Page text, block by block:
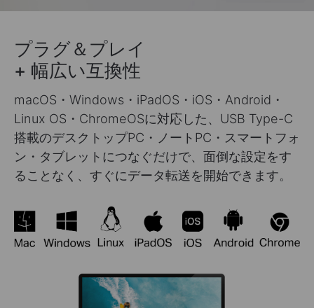
プラグ＆プレイ
+ 幅広い互換性
macOS・Windows・iPadOS・iOS・Android・
Linux OS・ChromeOSに対応した、USB Type-C
搭載のデスクトップPC・ノートPC・スマートフォ
ン・タブレットにつなぐだけで、面倒な設定をす
ることなく、すぐにデータ転送を開始できます。